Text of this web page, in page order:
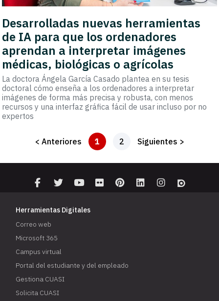
Desarrolladas nuevas herramientas
de IA para que los ordenadores
aprendan a interpretar imágenes
médicas, biológicas o agrícolas
La doctora Ángela García Casado plantea en su tesis
doctoral cómo enseña a los ordenadores a interpretar
imágenes de forma más precisa y robusta, con menos
recursos y una interfaz gráfica fácil de usar incluso por no
expertos
< Anteriores 1 2 Siguientes >
Herramientas Digitales
Correo web
Microsoft 365
Campus virtual
Portal del estudiante y del empleado
Gestiona CUASI
Solicita CUASI